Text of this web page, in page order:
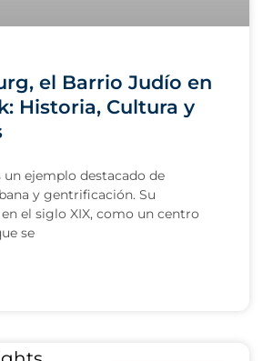
el Barrio Judío en
Historia, Cultura y
ejemplo destacado de
y gentrificación. Su
el siglo XIX, como un centro
se